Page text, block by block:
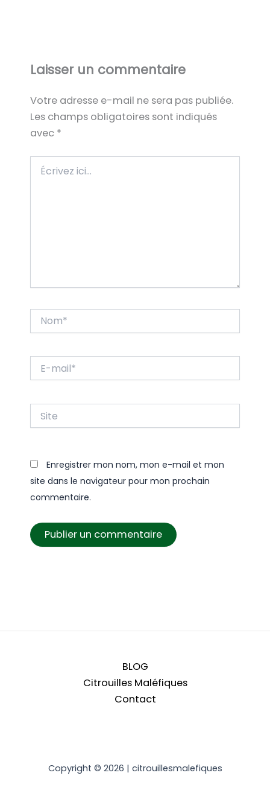
Laisser un commentaire
Votre adresse e-mail ne sera pas publiée.
Les champs obligatoires sont indiqués
avec *
ici…
mail*
Enregistrer mon nom, mon e-mail et mon
site dans le navigateur pour mon prochain
commentaire.
BLOG
Citrouilles Maléfiques
Contact
Copyright © 2026 | citrouillesmalefiques